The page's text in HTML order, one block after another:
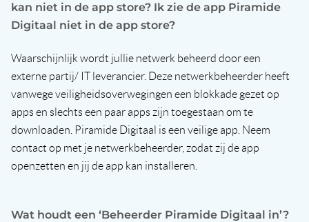
kan niet in de app store? Ik zie de app Piramide
Digitaal niet in de app store?
Waarschijnlijk wordt jullie netwerk beheerd door een
externe partij/ IT leverancier. Deze netwerkbeheerder heeft
vanwege veiligheidsoverwegingen een blokkade gezet op
apps en slechts een paar apps zijn toegestaan om te
downloaden. Piramide Digitaal is een veilige app. Neem
contact op met je netwerkbeheerder, zodat zij de app
openzetten en jij de app kan installeren.
Wat houdt een ‘Beheerder Piramide Digitaal in’?